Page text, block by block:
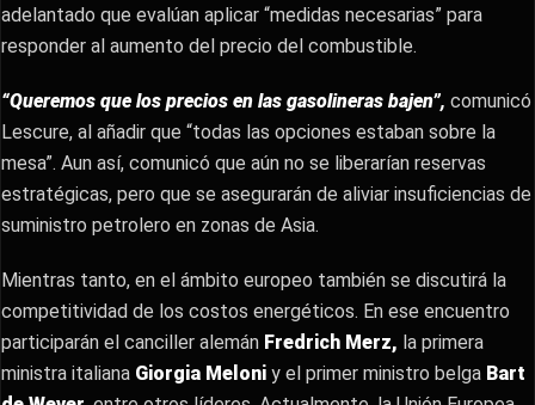
adelantado que evalúan aplicar “medidas necesarias” para
responder al aumento del precio del combustible.
“Queremos que los precios en las gasolineras bajen”, comunicó
Lescure, al añadir que “todas las opciones estaban sobre la
mesa”. Aun así, comunicó que aún no se liberarían reservas
estratégicas, pero que se asegurarán de aliviar insuficiencias de
suministro petrolero en zonas de Asia.
Mientras tanto, en el ámbito europeo también se discutirá la
competitividad de los costos energéticos. En ese encuentro
participarán el canciller alemán Fredrich Merz, la primera
ministra italiana Giorgia Meloni y el primer ministro belga Bart